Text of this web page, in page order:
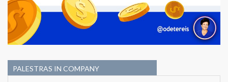
PALESTRAS IN COMPANY